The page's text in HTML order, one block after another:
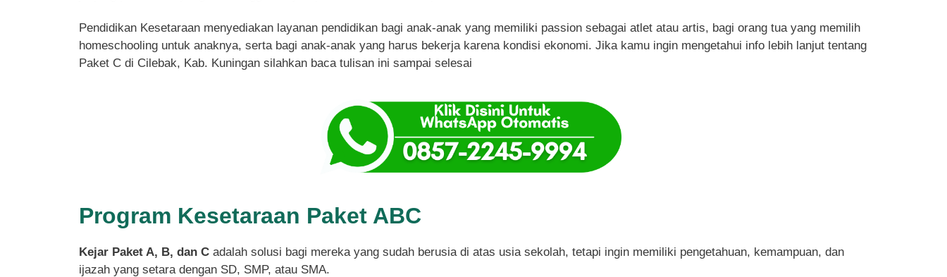
Pendidikan Kesetaraan menyediakan layanan pendidikan bagi anak-anak yang memiliki passion sebagai atlet atau artis, bagi orang tua yang memilih
homeschooling untuk anaknya, serta bagi anak-anak yang harus bekerja karena kondisi ekonomi. Jika kamu ingin mengetahui info lebih lanjut tentang
Paket C di Cilebak, Kab. Kuningan silahkan baca tulisan ini sampai selesai
Program Kesetaraan Paket ABC
Kejar Paket A, B, dan C adalah solusi bagi mereka yang sudah berusia di atas usia sekolah, tetapi ingin memiliki pengetahuan, kemampuan, dan
ijazah yang setara dengan SD, SMP, atau SMA.